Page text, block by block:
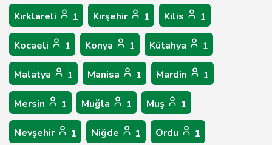
Kırklareli 1 Kırşehir 1 Kilis 1
Kocaeli 1 Konya 1 Kütahya 1
Malatya 1 Manisa 1 Mardin 1
Mersin 1 Muğla 1 Muş 1
Nevşehir 1 Niğde 1 Ordu 1